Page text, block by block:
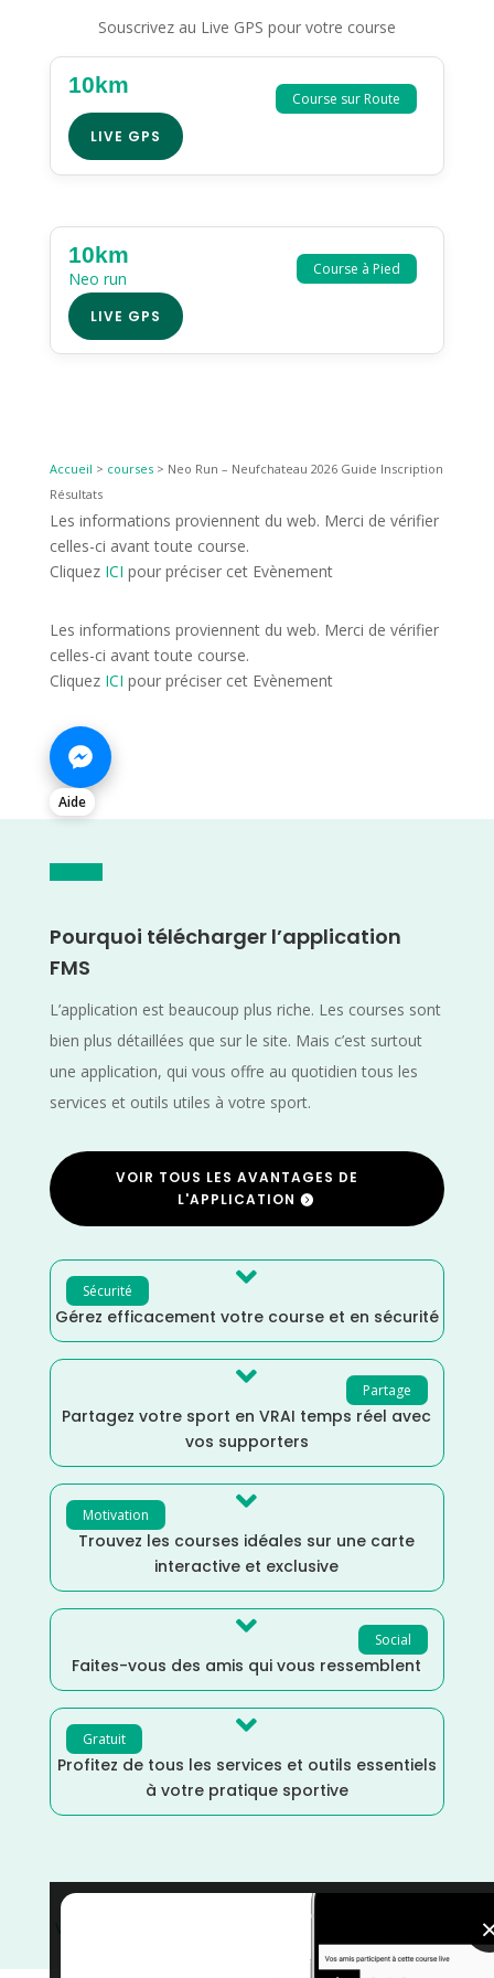
Souscrivez au Live GPS pour votre course
Course sur Route
10km
LIVE GPS
Course à Pied
10km
Neo run
LIVE GPS
Accueil > courses> Neo Run – Neufchateau 2026 Guide Inscription
Résultats
Les informations proviennent du web. Merci de vérifier
celles-ci avant toute course.
Cliquez ICI pour préciser cet Evènement
Les informations proviennent du web. Merci de vérifier
celles-ci avant toute course.
Cliquez ICI pour préciser cet Evènement
Aide
Pourquoi télécharger l’application
FMS
L’application est beaucoup plus riche. Les courses sont
bien plus détaillées que sur le site. Mais c’est surtout
une application, qui vous offre au quotidien tous les
services et outils utiles à votre sport.
VOIR TOUS LES AVANTAGES DE
L'APPLICATION
Sécurité 
Gérez efficacement votre course et en sécurité
Partage

Partagez votre sport en VRAI temps réel avec
vos supporters
Motivation 
Trouvez les courses idéales sur une carte
interactive et exclusive
Social

Faites-vous des amis qui vous ressemblent
Gratuit 
Profitez de tous les services et outils essentiels
à votre pratique sportive
Vosges
Course à Pied/courses